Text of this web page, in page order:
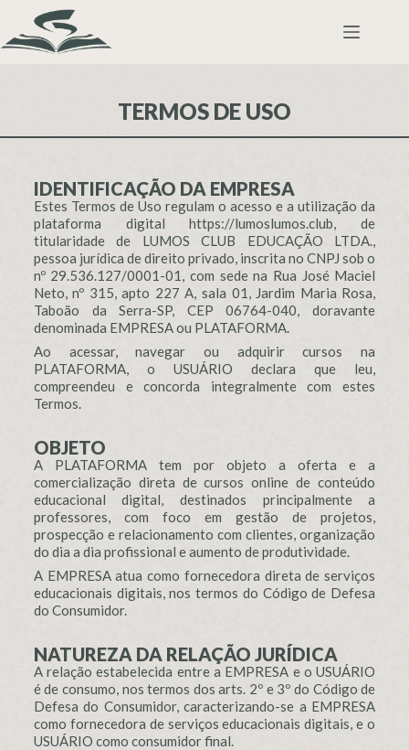
TERMOS DE USO
IDENTIFICAÇÃO DA EMPRESA
Estes Termos de Uso regulam o acesso e a utilização da
plataforma digitalhttps://lumoslumos.club, de
titularidade de LUMOS CLUB EDUCAÇÃO LTDA.,
pessoa jurídica de direito privado, inscrita no CNPJ sob o
nº 29.536.127/0001-01, com sede na Rua José Maciel
Neto, nº 315, apto 227 A, sala 01, Jardim Maria Rosa,
Taboão da Serra-SP, CEP 06764-040, doravante
denominada EMPRESA ou PLATAFORMA.
Ao acessar, navegar ou adquirir cursos na
PLATAFORMA, o USUÁRIO declara que leu,
compreendeu e concorda integralmente com estes
Termos.
OBJETO
A PLATAFORMA tem por objeto a oferta e a
comercialização direta de cursos online de conteúdo
educacional digital, destinados principalmente a
professores, com foco em gestão de projetos,
prospecção e relacionamento com clientes, organização
do dia a dia profissional e aumento de produtividade.
A EMPRESA atua como fornecedora direta de serviços
educacionais digitais, nos termos do Código de Defesa
do Consumidor.
NATUREZA DA RELAÇÃO JURÍDICA
A relação estabelecida entre a EMPRESA e o USUÁRIO
é de consumo, nos termos dos arts. 2º e 3º do Código de
Defesa do Consumidor, caracterizando-se a EMPRESA
como fornecedora de serviços educacionais digitais, e o
USUÁRIO como consumidor final.